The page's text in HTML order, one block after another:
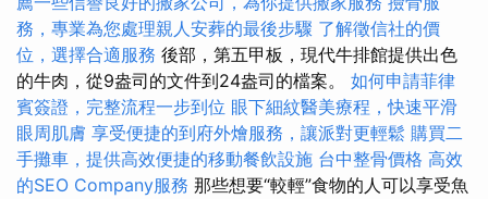
務，專業為您處理親人安葬的最後步驟 了解徵信社的價
位，選擇合適服務 後部，第五甲板，現代牛排館提供出色
的牛肉，從9盎司的文件到24盎司的檔案。 如何申請菲律
賓簽證，完整流程一步到位 眼下細紋醫美療程，快速平滑
眼周肌膚 享受便捷的到府外燴服務，讓派對更輕鬆 購買二
手攤車，提供高效便捷的移動餐飲設施 台中整骨價格 高效
的SEO Company服務 那些想要“較輕”食物的人可以享受魚